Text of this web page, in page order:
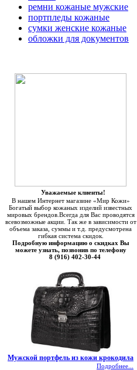
ремни кожаные мужские
портпледы кожаные
сумки женские кожаные
обложки для документов
Уважаемые клиенты!
В нашем Интернет магазине «Мир Кожи»
Богатый выбор кожаных изделий известных
мировых брендов.Всегда для Вас проводятся
всевозможные акции. Так же в зависимости от
объема заказа, суммы и т.д. предусмотрена
гибкая система скидок.
Подробную информацию о скидках Вы
можете узнать, позвонив по телефону
8 (916) 402-30-44
Мужской портфель из кожи крокодила
Подробнее...